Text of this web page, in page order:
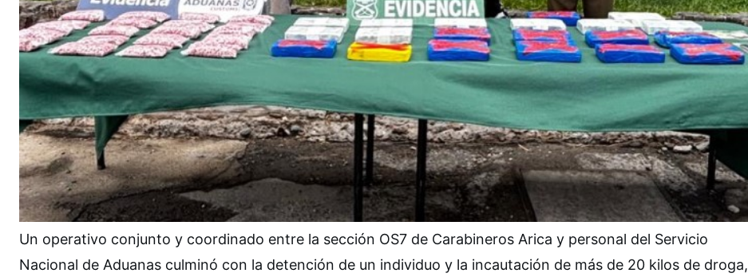
Un operativo conjunto y coordinado entre la sección OS7 de Carabineros Arica y personal del Servicio
Nacional de Aduanas culminó con la detención de un individuo y la incautación de más de 20 kilos de droga,